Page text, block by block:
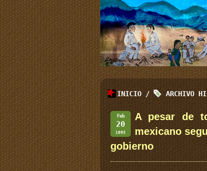
INICIO / ARCHIVO
Feb
20
1995
A pesar de
mexicano
gobierno